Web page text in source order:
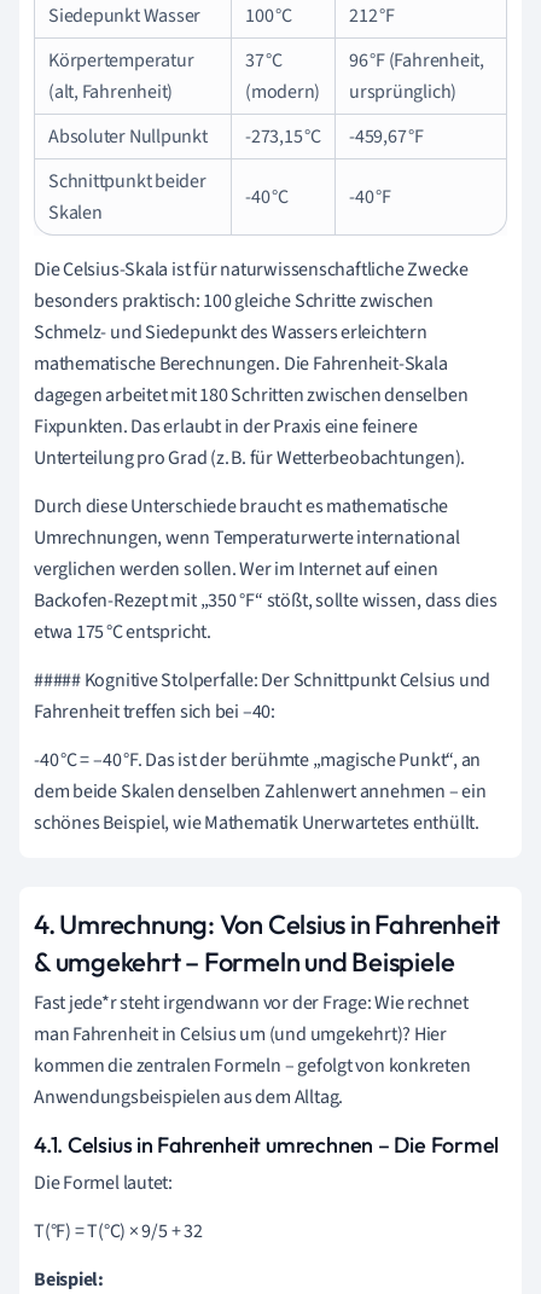
Siedepunkt Wasser
100 °C
212 °F
Körpertemperatur
(alt, Fahrenheit)
37 °C
(modern)
96 °F (Fahrenheit,
ursprünglich)
Absoluter Nullpunkt
-273,15 °C
-459,67 °F
Schnittpunkt beider
Skalen
-40 °C -40 °F
Die Celsius-Skala ist für naturwissenschaftliche Zwecke
besonders praktisch: 100 gleiche Schritte zwischen
Schmelz- und Siedepunkt des Wassers erleichtern
mathematische Berechnungen. Die Fahrenheit-Skala
dagegen arbeitet mit 180 Schritten zwischen denselben
Fixpunkten. Das erlaubt in der Praxis eine feinere
Unterteilung pro Grad (z. B. für Wetterbeobachtungen).
Durch diese Unterschiede braucht es mathematische
Umrechnungen, wenn Temperaturwerte international
verglichen werden sollen. Wer im Internet auf einen
Backofen-Rezept mit „350 °F“ stößt, sollte wissen, dass dies
etwa 175 °C entspricht.
##### Kognitive Stolperfalle: Der Schnittpunkt Celsius und
Fahrenheit treffen sich bei –40:
-40 °C = –40 °F. Das ist der berühmte „magische Punkt“, an
dem beide Skalen denselben Zahlenwert annehmen – ein
schönes Beispiel, wie Mathematik Unerwartetes enthüllt.
4. Umrechnung: Von Celsius in Fahrenheit
& umgekehrt – Formeln und Beispiele
Fast jede*r steht irgendwann vor der Frage: Wie rechnet
man Fahrenheit in Celsius um (und umgekehrt)? Hier
kommen die zentralen Formeln – gefolgt von konkreten
Anwendungsbeispielen aus dem Alltag.
4.1. Celsius in Fahrenheit umrechnen – Die Formel
Die Formel lautet:
T(°F) = T(°C) × 9/5 + 32
Beispiel: